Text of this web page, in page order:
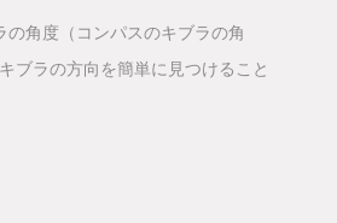
角度（コンパスのキブラの角
ブラの方向を簡単に見つけること